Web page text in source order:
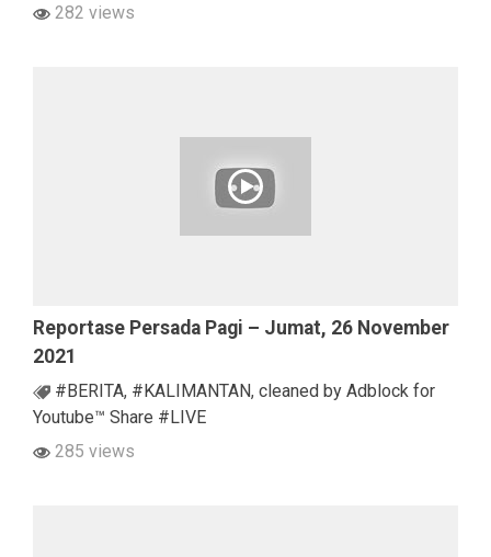
282 views
Reportase Persada Pagi – Jumat, 26 November
2021
#BERITA, #KALIMANTAN, cleaned by Adblock for
Youtube™ Share #LIVE
285 views